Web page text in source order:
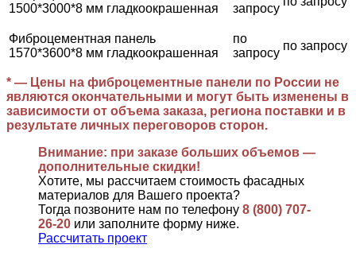
1500*3000*8 мм гладкоокрашенная
запросу
Фиброцементная панель
1570*3600*8 мм гладкоокрашенная
по
запросу
по запросу
* — Цены на фиброцементные панели по России не
являются окончательными и могут быть изменены в
зависимости от объема заказа, региона поставки и в
результате личных переговоров сторон.
Внимание: при заказе больших объемов —
дополнительные скидки!
Хотите, мы рассчитаем стоимость фасадных
материалов для Вашего проекта?
Тогда позвоните нам по телефону 8 (800) 707-
26-20 или заполните форму ниже.
Рассчитать проект